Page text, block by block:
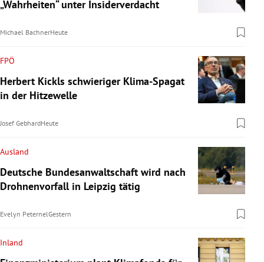
„Wahrheiten“ unter Insiderverdacht
Michael BachnerHeute
FPÖ
Herbert Kickls schwieriger Klima-Spagat
in der Hitzewelle
Josef GebhardHeute
Ausland
Deutsche Bundesanwaltschaft wird nach
Drohnenvorfall in Leipzig tätig
Evelyn PeternelGestern
Inland